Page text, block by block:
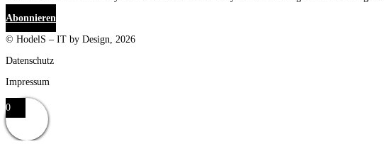
Abonnieren
© HodelS – IT by Design, 2026
Datenschutz
Impressum
0